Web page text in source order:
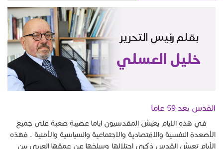
القدس بعد 59 عاما
في هذه الايام يعيش المقدسيون اياما عصيبة صعبة على جميع
الأصعدة النفسية والاقتصادية والاجتماعية والسياسية والأمنية . فهذه
الأيام تعيش القدس ذكرى احتلالها وسلخها عن عمقها العربي بين